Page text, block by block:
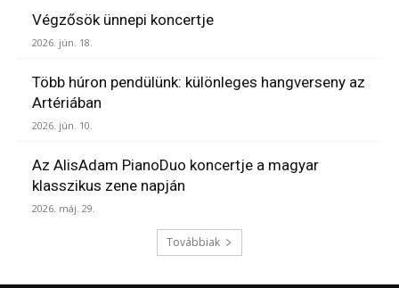
Végzősök ünnepi koncertje
2026. jún. 18.
Több húron pendülünk: különleges hangverseny az
Artériában
2026. jún. 10.
Az AlisAdam PianoDuo koncertje a magyar
klasszikus zene napján
2026. máj. 29.
Továbbiak